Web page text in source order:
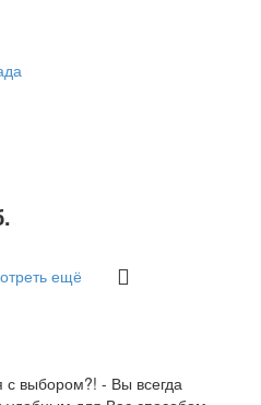
ещё
с выбором?! - Вы всегда